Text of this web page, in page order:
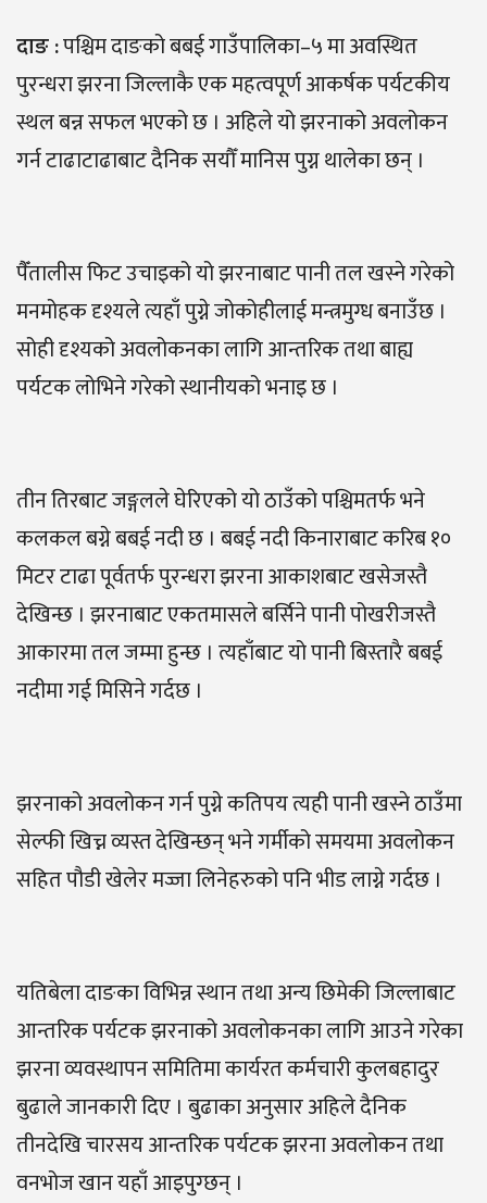
दाङ :पश्चिम दाङको बबई गाउँपालिका–५ मा अवस्थित
पुरन्धरा झरना जिल्लाकै एक महत्वपूर्ण आकर्षक पर्यटकीय
स्थल बन्न सफल भएको छ । अहिले यो झरनाको अवलोकन
गर्न टाढाटाढाबाट दैनिक सयौँ मानिस पुग्न थालेका छन् ।
पैँतालीस फिट उचाइको यो झरनाबाट पानी तल खस्ने गरेको
मनमोहक दृश्यले त्यहाँ पुग्ने जोकोहीलाई मन्त्रमुग्ध बनाउँछ ।
सोही दृश्यको अवलोकनका लागि आन्तरिक तथा बाह्य
पर्यटक लोभिने गरेको स्थानीयको भनाइ छ ।
तीन तिरबाट जङ्गलले घेरिएको यो ठाउँको पश्चिमतर्फ भने
कलकल बग्ने बबई नदी छ । बबई नदी किनाराबाट करिब १०
मिटर टाढा पूर्वतर्फ पुरन्धरा झरना आकाशबाट खसेजस्तै
देखिन्छ । झरनाबाट एकतमासले बर्सिने पानी पोखरीजस्तै
आकारमा तल जम्मा हुन्छ । त्यहाँबाट यो पानी बिस्तारै बबई
नदीमा गई मिसिने गर्दछ ।
झरनाको अवलोकन गर्न पुग्ने कतिपय त्यही पानी खस्ने ठाउँमा
सेल्फी खिच्न व्यस्त देखिन्छन् भने गर्मीको समयमा अवलोकन
सहित पौडी खेलेर मज्जा लिनेहरुको पनि भीड लाग्ने गर्दछ ।
यतिबेला दाङका विभिन्न स्थान तथा अन्य छिमेकी जिल्लाबाट
आन्तरिक पर्यटक झरनाको अवलोकनका लागि आउने गरेका
झरना व्यवस्थापन समितिमा कार्यरत कर्मचारी कुलबहादुर
बुढाले जानकारी दिए । बुढाका अनुसार अहिले दैनिक
तीनदेखि चारसय आन्तरिक पर्यटक झरना अवलोकन तथा
वनभोज खान यहाँ आइपुग्छन् ।